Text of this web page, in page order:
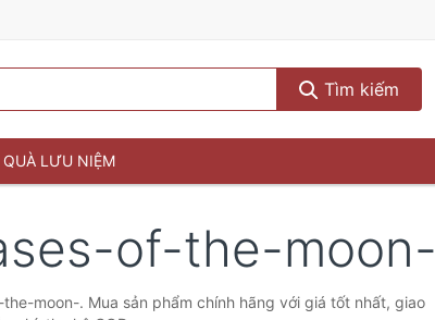
Tìm kiếm
QUÀ LƯU NIỆM
of-the-moon-
moon-. Mua sản phẩm chính hãng với giá tốt nhất, giao